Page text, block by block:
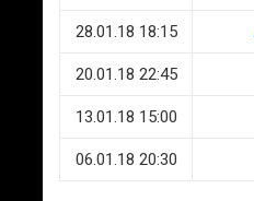
28.01.18 18:15
20.01.18 22:45
13.01.18 15:00
06.01.18 20:30